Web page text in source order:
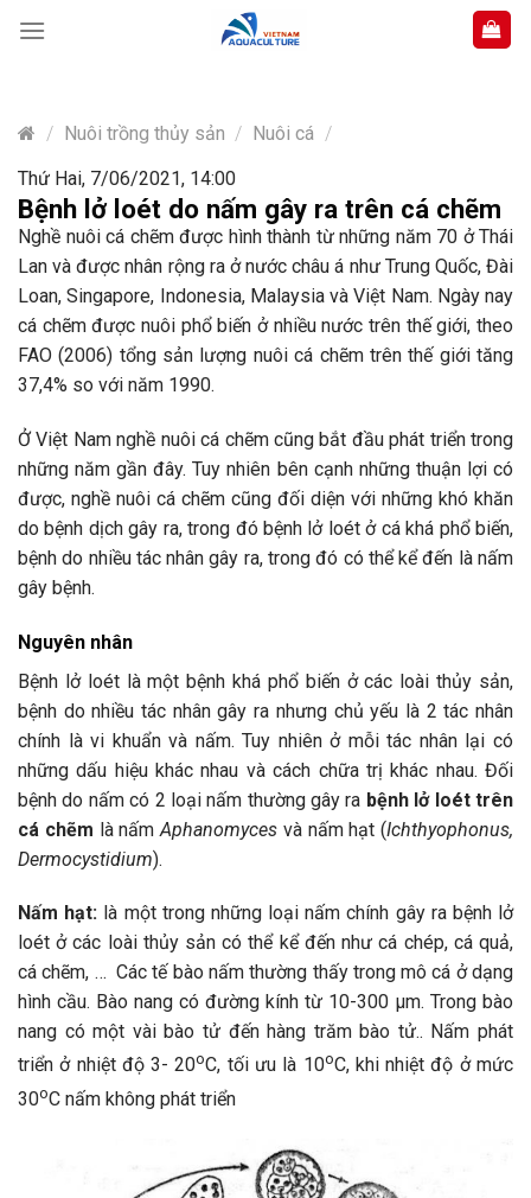
content
/ Nuôi trồng thủy sản / Nuôi cá /
Thứ Hai, 7/06/2021, 14:00
Bệnh lở loét do nấm gây ra trên cá chẽm
Nghề nuôi cá chẽm được hình thành từ những năm 70 ở Thái
Lan và được nhân rộng ra ở nước châu á như Trung Quốc, Đài
Loan, Singapore, Indonesia, Malaysia và Việt Nam. Ngày nay
cá chẽm được nuôi phổ biến ở nhiều nước trên thế giới, theo
FAO (2006) tổng sản lượng nuôi cá chẽm trên thế giới tăng
37,4% so với năm 1990.
Ở Việt Nam nghề nuôi cá chẽm cũng bắt đầu phát triển trong
những năm gần đây. Tuy nhiên bên cạnh những thuận lợi có
được, nghề nuôi cá chẽm cũng đối diện với những khó khăn
do bệnh dịch gây ra, trong đó bệnh lở loét ở cá khá phổ biến,
bệnh do nhiều tác nhân gây ra, trong đó có thể kể đến là nấm
gây bệnh.
Nguyên nhân
Bệnh lở loét là một bệnh khá phổ biến ở các loài thủy sản,
bệnh do nhiều tác nhân gây ra nhưng chủ yếu là 2 tác nhân
chính là vi khuẩn và nấm. Tuy nhiên ở mỗi tác nhân lại có
những dấu hiệu khác nhau và cách chữa trị khác nhau. Đối
bệnh do nấm có 2 loại nấm thường gây ra bệnh lở loét trên
cá chẽm là nấm Aphanomyces và nấm hạt (Ichthyophonus,
Dermocystidium).
Nấm hạt: là một trong những loại nấm chính gây ra bệnh lở
loét ở các loài thủy sản có thể kể đến như cá chép, cá quả,
cá chẽm, … Các tế bào nấm thường thấy trong mô cá ở dạng
hình cầu. Bào nang có đường kính từ 10-300 μm. Trong bào
nang có một vài bào tử đến hàng trăm bào tử.. Nấm phát
triển ở nhiệt độ 3- 20oC, tối ưu là 10oC, khi nhiệt độ ở mức
30oC nấm không phát triển